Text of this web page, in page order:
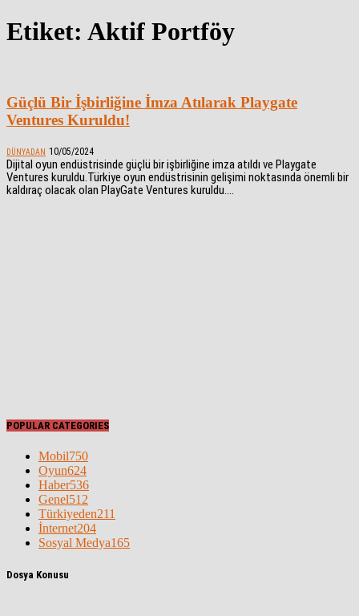
Etiket: Aktif Portföy
Güçlü Bir İşbirliğine İmza Atılarak Playgate
Ventures Kuruldu!
DÜNYADAN 10/05/2024
Dijital oyun endüstrisinde güçlü bir işbirliğine imza atıldı ve Playgate
Ventures kuruldu.Türkiye oyun endüstrisinin gelişimi noktasında önemli bir
kaldıraç olacak olan PlayGate Ventures kuruldu....
POPULAR CATEGORIES
Mobil750
Oyun624
Haber536
Genel512
Türkiyeden211
İnternet204
Sosyal Medya165
Dosya Konusu